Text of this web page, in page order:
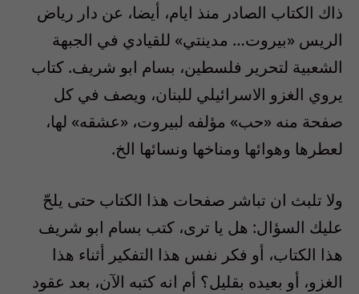
ذاك الكتاب الصادر منذ ايام، أيضا، عن دار رياض
الريس «بيروت… مدينتي» للقيادي في الجبهة
الشعبية لتحرير فلسطين، بسام ابو شريف. كتاب
يروي الغزو الاسرائيلي للبنان، ويصف في كل
صفحة منه «حب» مؤلفه لبيروت، «عشقه» لها،
لعطرها وهوائها ومناخها ونسائها الخ.
ولا تلبث ان تباشر صفحات هذا الكتاب حتى يلحّ
عليك السؤال: هل يا ترى، كتب بسام ابو شريف
هذا الكتاب، أو فكر نفس هذا التفكير أثناء هذا
الغزو، أو بعيده بقليل؟ أم انه كتبه الآن، بعد عقود